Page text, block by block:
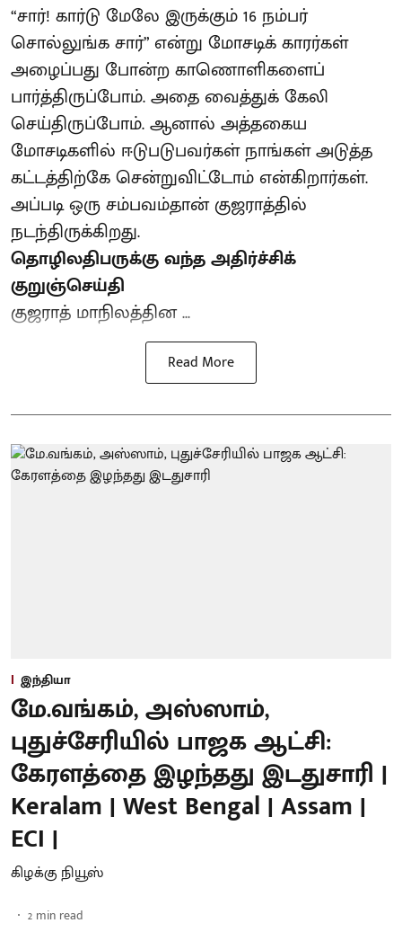
“சார்! கார்டு மேலே இருக்கும் 16 நம்பர்
சொல்லுங்க சார்” என்று மோசடிக் காரர்கள்
அழைப்பது போன்ற காணொளிகளைப்
பார்த்திருப்போம். அதை வைத்துக் கேலி
செய்திருப்போம். ஆனால் அத்தகைய
மோசடிகளில் ஈடுபடுபவர்கள் நாங்கள் அடுத்த
கட்டத்திற்கே சென்றுவிட்டோம் என்கிறார்கள்.
அப்படி ஒரு சம்பவம்தான் குஜராத்தில்
நடந்திருக்கிறது.
தொழிலதிபருக்கு வந்த அதிர்ச்சிக்
குறுஞ்செய்தி
குஜராத் மாநிலத்தின ...
Read More
இந்தியா
மே.வங்கம், அஸ்ஸாம்,
புதுச்சேரியில் பாஜக ஆட்சி:
கேரளத்தை இழந்தது இடதுசாரி |
Keralam | West Bengal | Assam |
ECI |
கிழக்கு நியூஸ்
2 min read